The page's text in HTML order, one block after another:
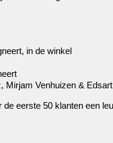
in de winkel
Mirjam Venhuizen &
eerste 50 klanten een